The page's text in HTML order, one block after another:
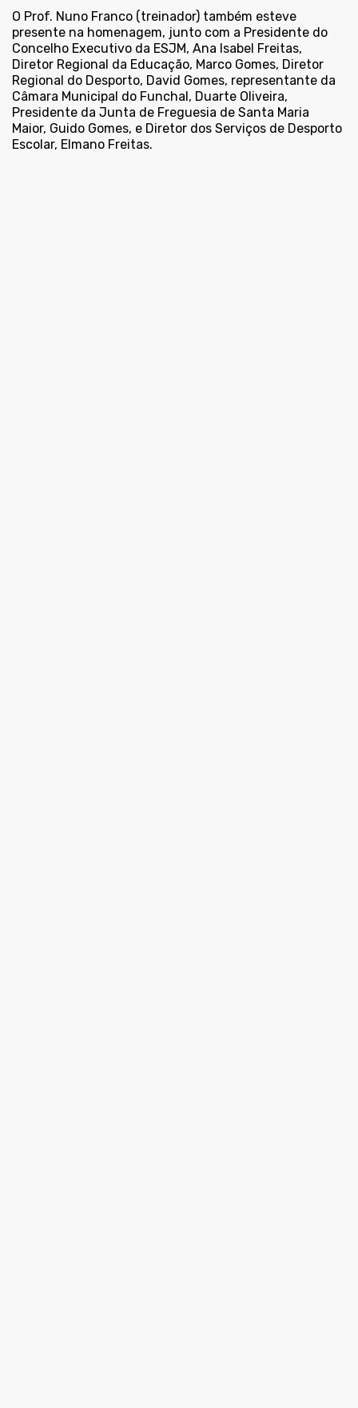
O Prof. Nuno Franco (treinador) também esteve
presente na homenagem, junto com a Presidente do
Concelho Executivo da ESJM, Ana Isabel Freitas,
Diretor Regional da Educação, Marco Gomes, Diretor
Regional do Desporto, David Gomes, representante da
Câmara Municipal do Funchal, Duarte Oliveira,
Presidente da Junta de Freguesia de Santa Maria
Maior, Guido Gomes, e Diretor dos Serviços de Desporto
Escolar, Elmano Freitas.